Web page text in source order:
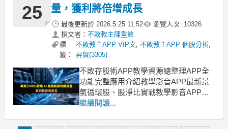
25
量，獲利將倍增成長
最後更新於 2026.5.25 11:52 瀏覽人次 :10326
撰文者： 不敗教主陳重銘
標
籤：
不敗教主APP VIP文, 不敗教主APP 個股分析,
昇貿(3305)
不敗存股術APP教學資源總整理APP全
功能完整應用介紹教學影音APP最新景
氣循環股、股淨比實戰教學影音APP策
略選股教學【ETF比較模型教學】該存
繼續閱讀...